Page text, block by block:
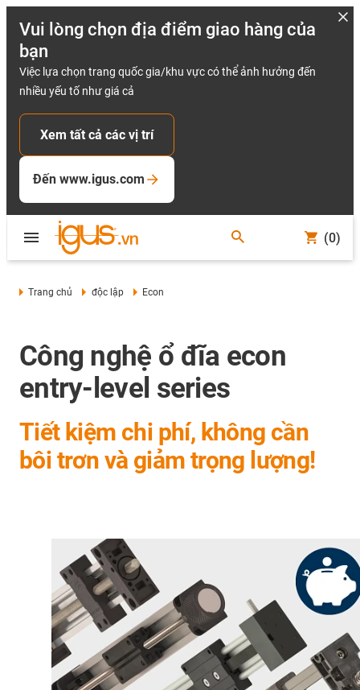
Vui lòng chọn địa điểm giao hàng của
bạn
Việc lựa chọn trang quốc gia/khu vực có thể ảnh hưởng đến
nhiều yếu tố như giá cả
Xem tất cả các vị trí
Đến www.igus.com
(0)
Trang chủ độc lập Econ
Công nghệ ổ đĩa econ
entry-level series
Tiết kiệm chi phí, không cần
bôi trơn và giảm trọng lượng!